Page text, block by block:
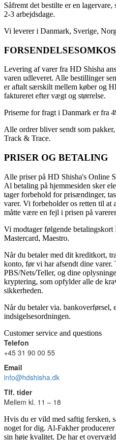
Såfremt det bestilte er en
2-3 arbejdsdage.
Vi leverer i Danmark, Sverige,
Levering af varer fra HD Shisha
varen udleveret. Alle bestillinger
er aftalt særskilt mellem køber og
faktureret efter vægt og størrelse.
Priserne for fragt i Danmark er fra
Alle ordrer bliver sendt som
Track & Trace.
PRISER OG BETALING
Alle priser på HD Shisha's Online
Al betaling på hjemmesiden sker
tager forbehold for prisændinger,
varer. Vi forbeholder os retten til at
måtte være en fejl i prisen på
Vi modtager følgende
Mastercard, Maestro.
Når du betaler med dit kreditkort,
konto, før vi har afsendt dine varer.
PBS/Nets/Teller, og dine
kryptering, som opfylder alle de
sikkerheden.
Når du betaler via. bankoverførsel,
indsigelsesordningen.
Customer service and questions
Telefon
+45 31 90 00 55
Email
info@hdshisha.dk
Tlf. tider
Mellem kl. 11 – 18
Hvis du er vild med saftig fersken,
noget for dig. Al-Fakher
sin høje kvalitet. De har et